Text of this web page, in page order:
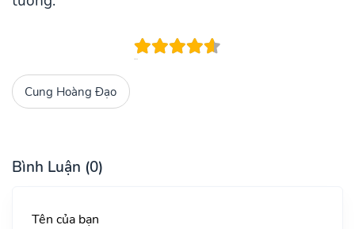
Cung Hoàng Đạo
Bình Luận (0)
Tên của bạn